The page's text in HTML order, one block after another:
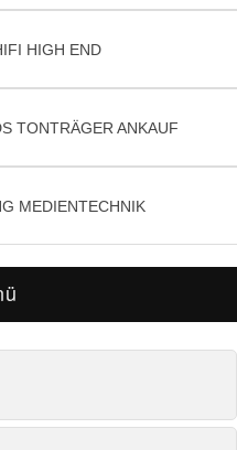
HIGH END
TONTRÄGER ANKAUF
MEDIENTECHNIK